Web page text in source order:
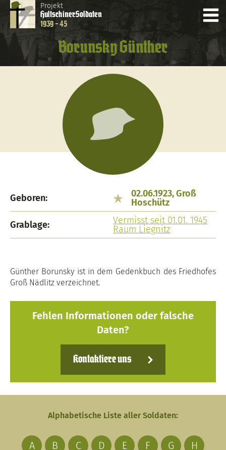
Projekt
HultschinerSoldaten
1939 - 45
Borunsky Günther
Geboren:
02.06.1923, Groß
Hoschütz
Grablage:
Vermisst seit 01.01. 1945
Raum Liegnitz
Günther Borunsky ist in dem Gedenkbuch des Friedhofes
Groß Nädlitz verzeichnet.
Fehlen Informationen oder falsche
Daten?
Kontaktiere uns
Alphabetische Liste aller Soldaten:
A B C D E F G
H